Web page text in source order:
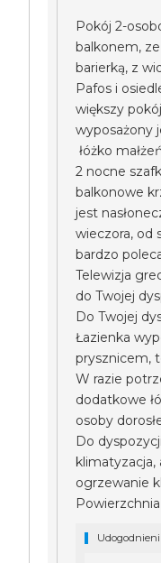
Pokój 2-
balkonem,
barierką, z
Pafos i
większy
wyposażony
łóżko
2 nocne
balkonowe
jest
wieczora, od
bardzo
Telewizja
do Twojej
Do Twojej
Łazienka
prysznicem,
W razie
dodatkowe
osoby
Do
klimatyzacja,
ogrzewanie